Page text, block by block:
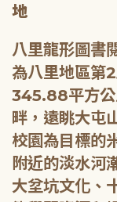
地
八里龍形圖書
為八里地區第
345.88平方公
畔，遠眺大屯
校園為目標的
附近的淡水河
大坌坑文化、